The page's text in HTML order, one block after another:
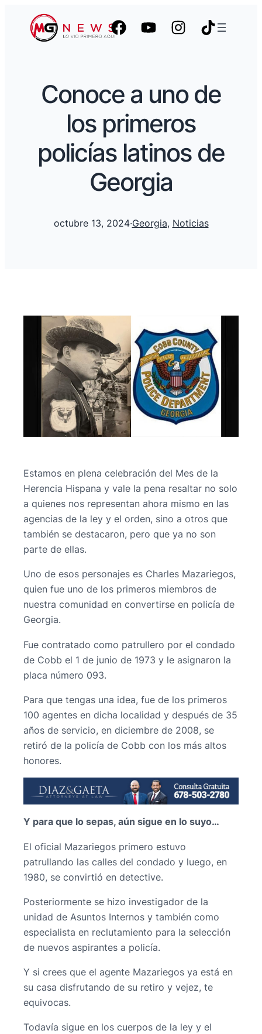
Conoce a uno de
los primeros
policías latinos de
Georgia
octubre 13, 2024·Georgia, Noticias
Estamos en plena celebración del Mes de la
Herencia Hispana y vale la pena resaltar no solo
a quienes nos representan ahora mismo en las
agencias de la ley y el orden, sino a otros que
también se destacaron, pero que ya no son
parte de ellas.
Uno de esos personajes es Charles Mazariegos,
quien fue uno de los primeros miembros de
nuestra comunidad en convertirse en policía de
Georgia.
Fue contratado como patrullero por el condado
de Cobb el 1 de junio de 1973 y le asignaron la
placa número 093.
Para que tengas una idea, fue de los primeros
100 agentes en dicha localidad y después de 35
años de servicio, en diciembre de 2008, se
retiró de la policía de Cobb con los más altos
honores.
Y para que lo sepas, aún sigue en lo suyo…
El oficial Mazariegos primero estuvo
patrullando las calles del condado y luego, en
1980, se convirtió en detective.
Posteriormente se hizo investigador de la
unidad de Asuntos Internos y también como
especialista en reclutamiento para la selección
de nuevos aspirantes a policía.
Y si crees que el agente Mazariegos ya está en
su casa disfrutando de su retiro y vejez, te
equivocas.
Todavía sigue en los cuerpos de la ley y el